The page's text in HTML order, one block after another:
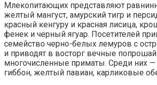
Млекопитающих представляют
желтый мангуст, амурский тигр и
красный кенгуру и красная лисица,
фенек и черный ягуар. Посетителей
семейство черно-белых лемуров с
и приводят в восторг вечные
многочисленные приматы. Среди них
гиббон, желтый павиан, карликовые